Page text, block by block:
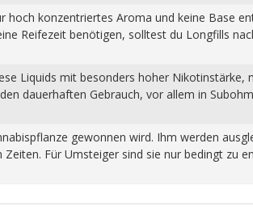
konzentriertes Aroma und keine Base
Reifezeit benötigen, solltest du Longfills
Liquids mit besonders hoher Nikotinstärke,
dauerhaften Gebrauch, vor allem in
gewonnen wird. Ihm werden
Für Umsteiger sind sie nur bedingt zu